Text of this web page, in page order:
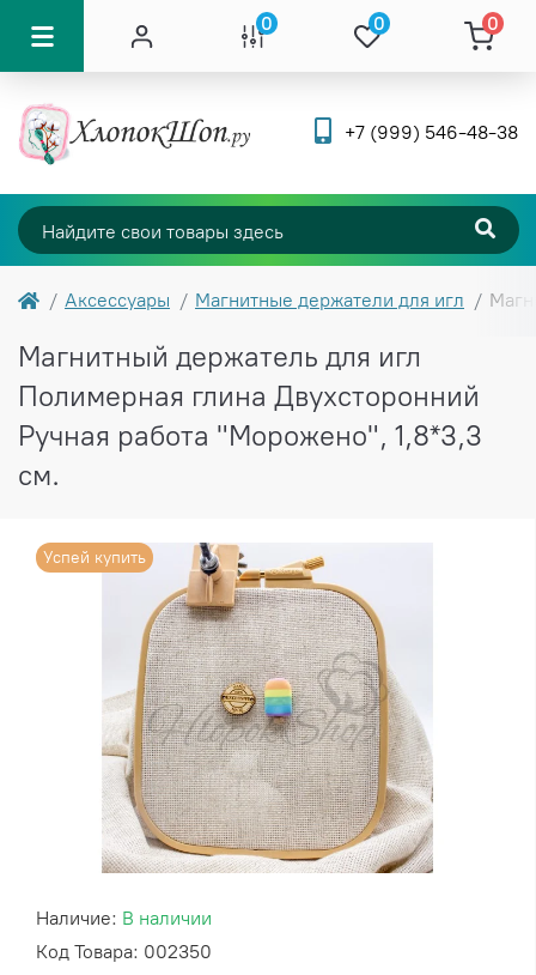
0 0 0
+7 (999) 546-48-38
Аксессуары Магнитные держатели для игл
Магнитный держатель для игл
Полимерная глина Двухсторонний
Ручная работа "Морожено", 1,8*3,3
см.
Наличие: В наличии
Код Товара: 002350
Успей купить